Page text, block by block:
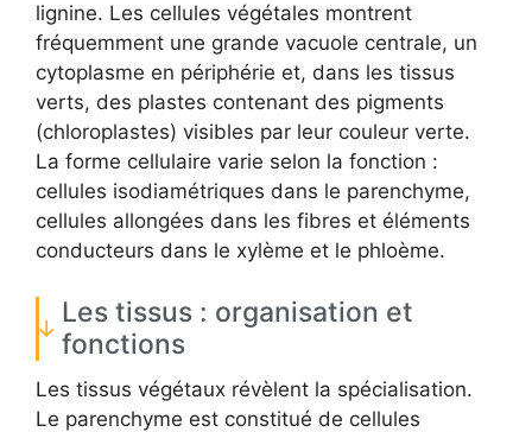
lignine. Les cellules végétales montrent
fréquemment une grande vacuole centrale, un
cytoplasme en périphérie et, dans les tissus
verts, des plastes contenant des pigments
(chloroplastes) visibles par leur couleur verte.
La forme cellulaire varie selon la fonction :
cellules isodiamétriques dans le parenchyme,
cellules allongées dans les fibres et éléments
conducteurs dans le xylème et le phloème.
Les tissus : organisation et
fonctions
Les tissus végétaux révèlent la spécialisation.
Le parenchyme est constitué de cellules